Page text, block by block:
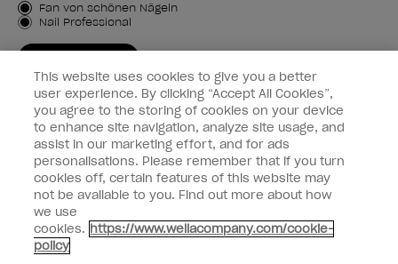
Kundenart
Fan von schönen Nägeln
Nail Professional
Kundeninformationen
Vernetzen
facebookinstagram
This website uses cookies to give you a better
user experience. By clicking “Accept All Cookies”,
you agree to the storing of cookies on your device
to enhance site navigation, analyze site usage, and
assist in our marketing effort, and for ads
personalisations. Please remember that if you turn
cookies off, certain features of this website may
not be available to you. Find out more about how
we use
cookies. https://www.wellacompany.com/cookie-
policy